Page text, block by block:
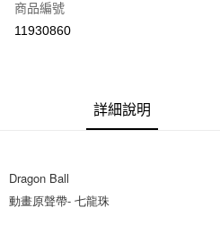
超商取貨付款
AFTEE先享後付
相關說明
商品編號
11930860
詳細說明
Dragon Ball
動畫原聲帶- 七龍珠